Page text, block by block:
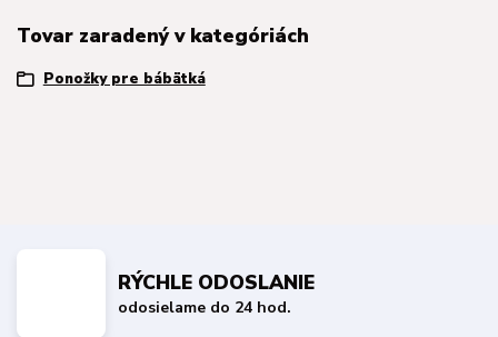
Tovar zaradený v kategóriách
Ponožky pre bábätká
RÝCHLE ODOSLANIE
odosielame do 24 hod.